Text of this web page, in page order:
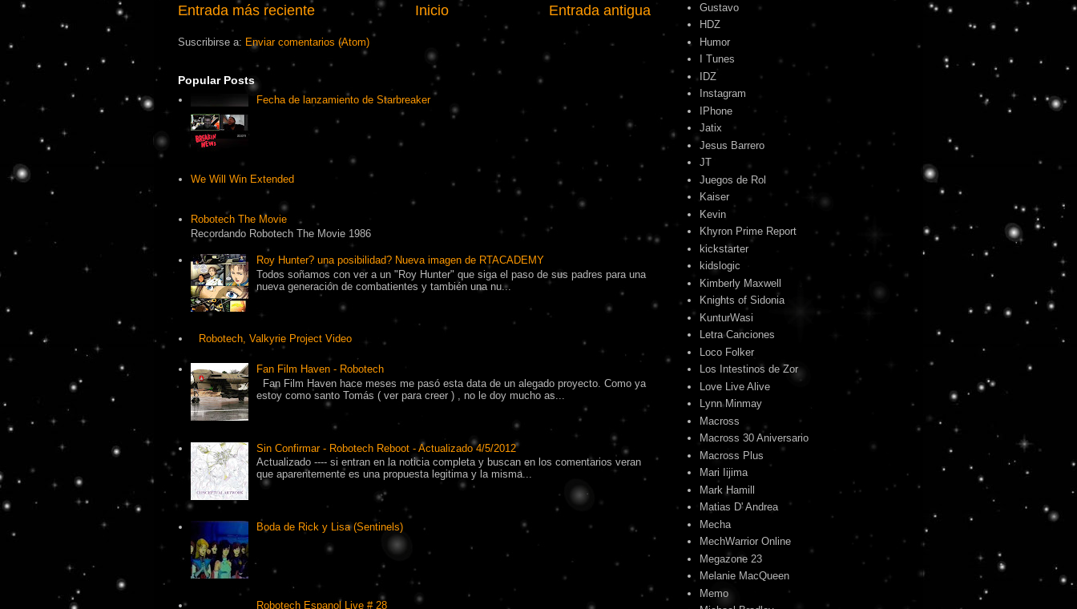
Entrada más reciente Entrada antigua
Inicio
Suscribirse a: Enviar comentarios (Atom)
Popular Posts
Fecha de lanzamiento de Starbreaker
We Will Win Extended
Robotech The Movie
Recordando Robotech The Movie 1986
Roy Hunter? una posibilidad? Nueva imagen de RTACADEMY
Todos soñamos con ver a un "Roy Hunter" que siga el paso de sus padres para una
nueva generación de combatientes y también una nu...
Robotech, Valkyrie Project Video
Fan Film Haven - Robotech
Fan Film Haven hace meses me pasó esta data de un alegado proyecto. Como ya
estoy como santo Tomás ( ver para creer ) , no le doy mucho as...
Sin Confirmar - Robotech Reboot - Actualizado 4/5/2012
Actualizado ---- si entran en la noticia completa y buscan en los comentarios veran
que aparentemente es una propuesta legitima y la misma...
Boda de Rick y Lisa (Sentinels)
Robotech Espanol Live # 28
Gustavo
HDZ
Humor
I Tunes
IDZ
Instagram
IPhone
Jatix
Jesus Barrero
JT
Juegos de Rol
Kaiser
Kevin
Khyron Prime Report
kickstarter
kidslogic
Kimberly Maxwell
Knights of Sidonia
KunturWasi
Letra Canciones
Loco Folker
Los Intestinos de Zor
Love Live Alive
Lynn Minmay
Macross
Macross 30 Aniversario
Macross Plus
Mari Iijima
Mark Hamill
Matias D' Andrea
Mecha
MechWarrior Online
Megazone 23
Melanie MacQueen
Memo